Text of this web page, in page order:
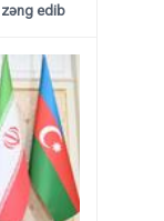
edib